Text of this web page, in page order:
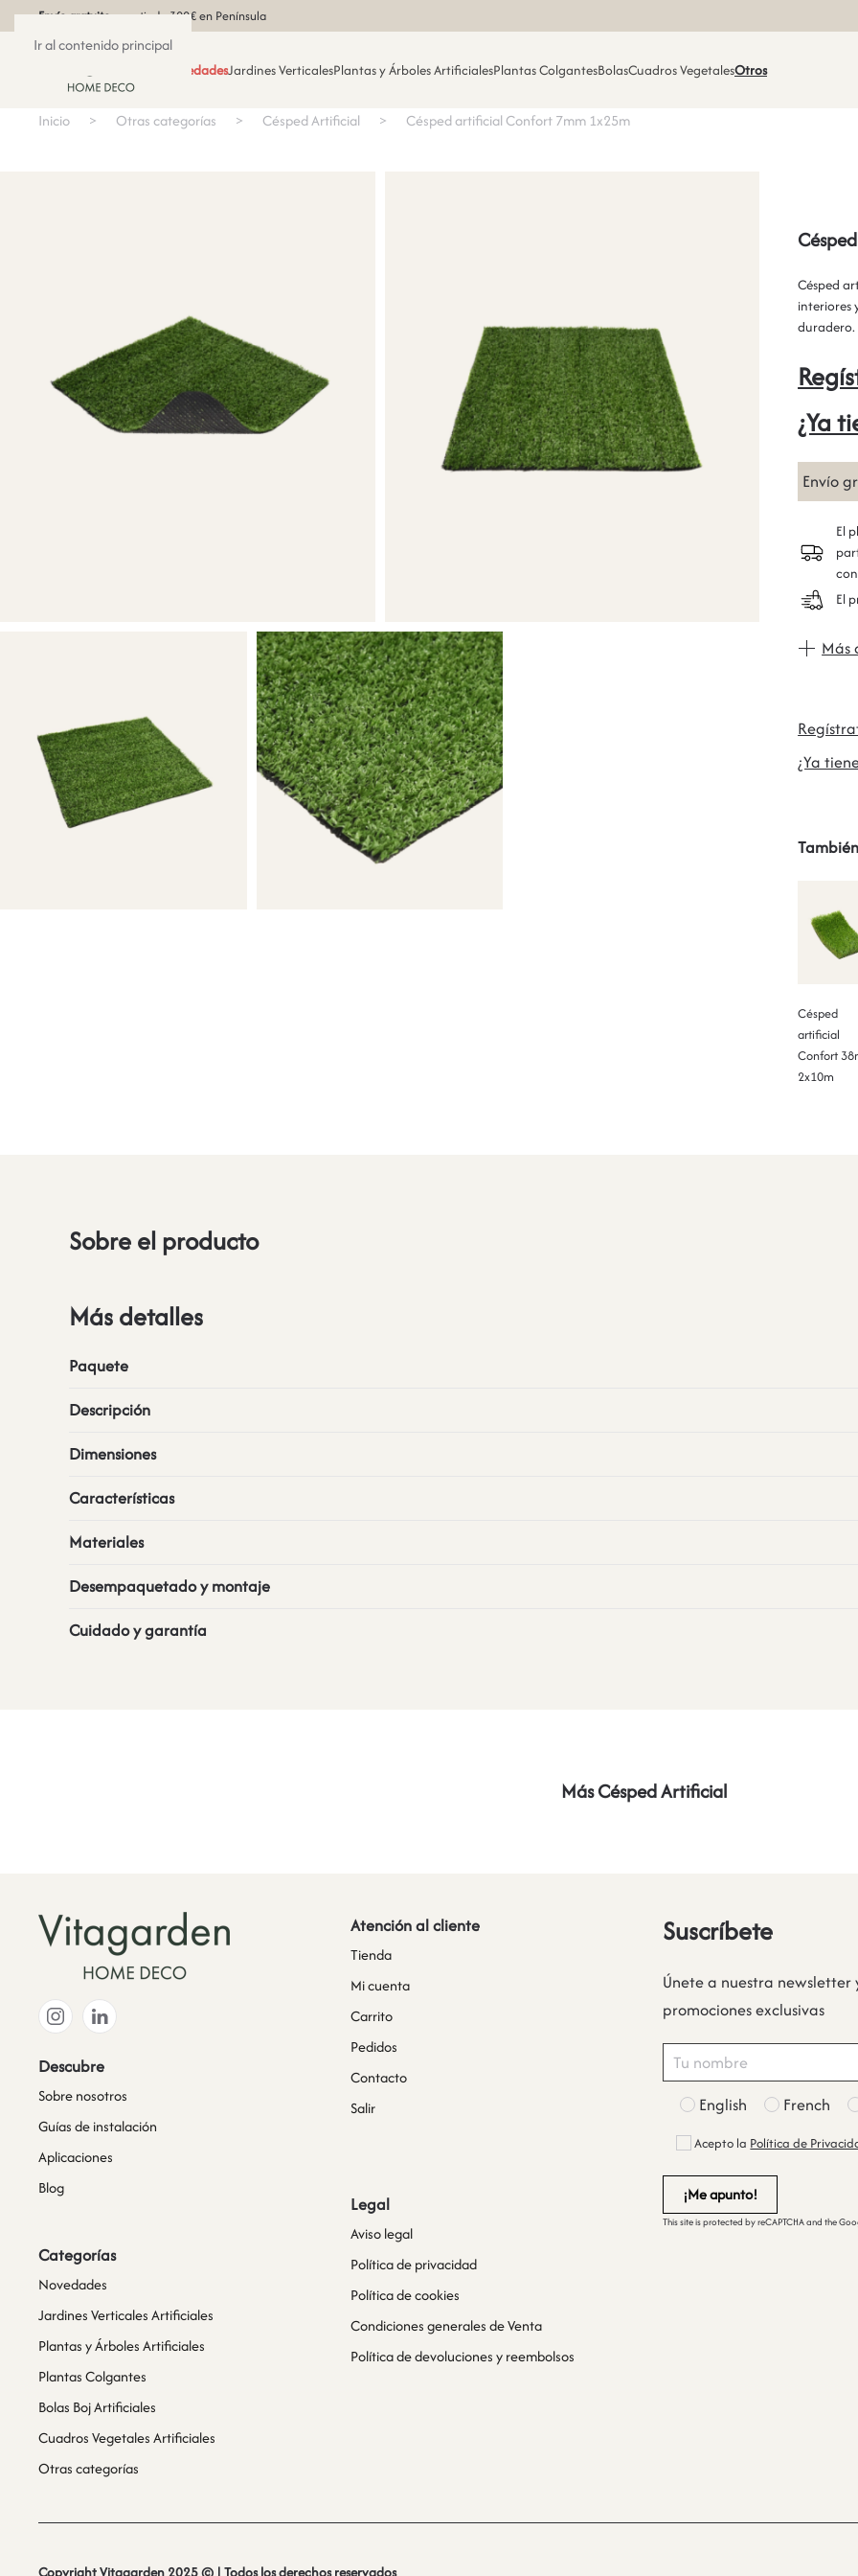
Ir al contenido principal
Envío gratuitoa partir de 300€ en Península
NovedadesJardines VerticalesPlantas y Árboles ArtificialesPlantas ColgantesBolasCuadros VegetalesOtros
Inicio Otras categorías Césped Artificial Césped artificial Confort 7mm 1x25m
Césped
interiores
duradero.
¿Ya
Envío
El
El
Más
¿Ya
Césped
artificial
Confort
2x10m
Sobre el producto
Más detalles
Paquete
Descripción
Dimensiones
Características
Materiales
Desempaquetado y montaje
Cuidado y garantía
Más Césped Artificial
Descubre
Sobre nosotros
Guías de instalación
Aplicaciones
Blog
Categorías
Novedades
Jardines Verticales Artificiales
Plantas y Árboles Artificiales
Plantas Colgantes
Bolas Boj Artificiales
Cuadros Vegetales Artificiales
Otras categorías
Atención al cliente
Tienda
Mi cuenta
Carrito
Pedidos
Contacto
Salir
Legal
Aviso legal
Política de privacidad
Política de cookies
Condiciones generales de Venta
Política de devoluciones y reembolsos
Suscríbete
Únete a nuestra
promociones exclusivas
English French
Acepto la Política de
This site is protected by reCAPTCHA and the
Copyright Vitagarden 2025 © | Todos los derechos reservados